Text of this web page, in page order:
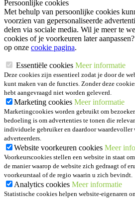
Persoonlijke cookies
Met behulp van persoonlijke cookies
voorzien van gepersonaliseerde
delen via sociale media. Wil je meer te
cookies of je voorkeuren later
op onze cookie pagina.
Essentiële cookies Meer informatie
Deze cookies zijn essentieel zodat je door de
kunt maken van de functies. Zonder deze
hebt aangevraagd niet worden geleverd.
Marketing cookies Meer informatie
Marketingcookies worden gebruikt om
bedoeling is om advertenties te tonen die
individuele gebruiker en daardoor waardevoller
adverteerders.
Website voorkeuren cookies Meer
Voorkeurscookies stellen een website in staat
de manier waarop de website zich gedraagt of
voorkeurstaal of de regio waarin u zich bevindt.
Analytics cookies Meer informatie
Statistische cookies helpen website-eigenaren